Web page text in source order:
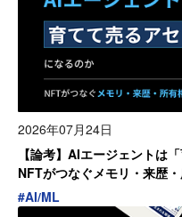
2026年07月24日
【論考】AIエージェントは
NFTがつなぐメモリ・来歴
#AI/ML